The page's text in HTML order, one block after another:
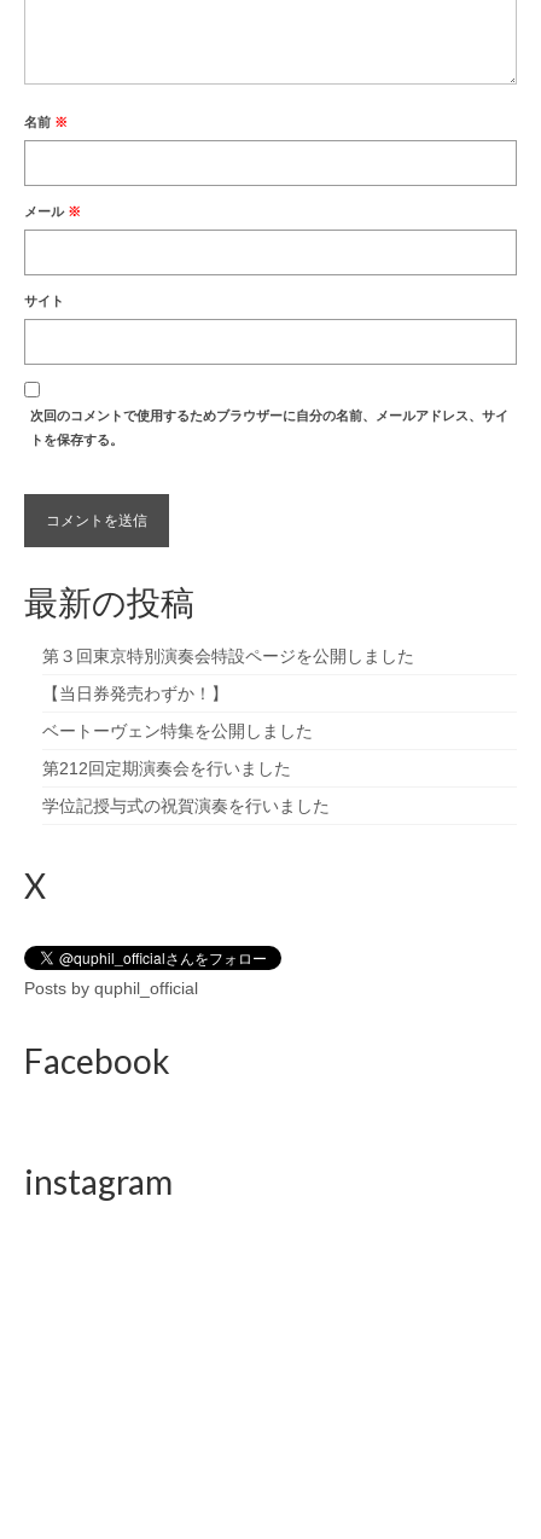
名前 ※
メール ※
サイト
次回のコメントで使用するためブラウザーに自分の名前、メールアドレス、サイ
トを保存する。
最新の投稿
第３回東京特別演奏会特設ページを公開しました
【当日券発売わずか！】
ベートーヴェン特集を公開しました
第212回定期演奏会を行いました
学位記授与式の祝賀演奏を行いました
X
Posts by quphil_official
Facebook
instagram